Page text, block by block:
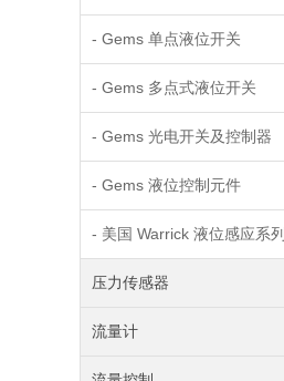
- Gems 单点液位开关
- Gems 多点式液位开关
- Gems 光电开关及控制器
- Gems 液位控制元件
- 美国 Warrick 液位感应系列
压力传感器
流量计